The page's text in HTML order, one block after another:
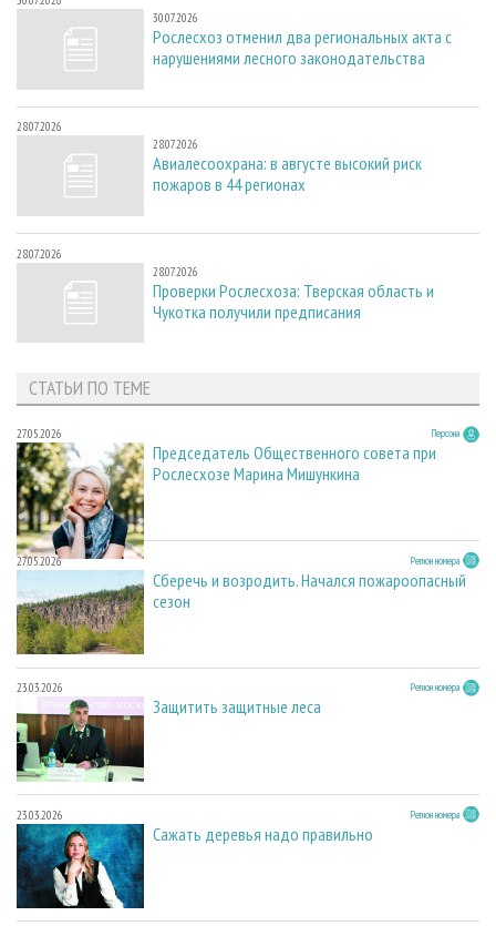
30.07.2026
Рослесхоз отменил два региональных акта с
нарушениями лесного законодательства
28.07.2026
28.07.2026
Авиалесоохрана: в августе высокий риск
пожаров в 44 регионах
28.07.2026
28.07.2026
Проверки Рослесхоза: Тверская область и
Чукотка получили предписания
СТАТЬИ ПО ТЕМЕ
27.05.2026 Персона
Председатель Общественного совета при
Рослесхозе Марина Мишункина
27.05.2026 Регион номера
Сберечь и возродить. Начался пожароопасный
сезон
23.03.2026 Регион номера
Защитить защитные леса
23.03.2026 Регион номера
Сажать деревья надо правильно